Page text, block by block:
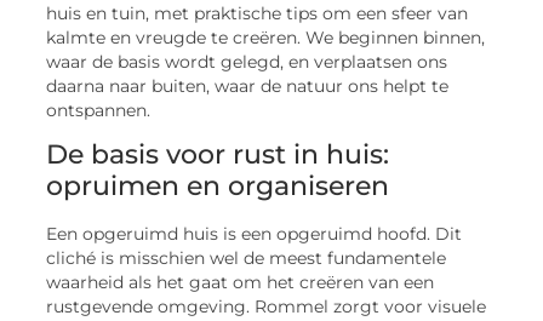
huis en tuin, met praktische tips om een sfeer van
kalmte en vreugde te creëren. We beginnen binnen,
waar de basis wordt gelegd, en verplaatsen ons
daarna naar buiten, waar de natuur ons helpt te
ontspannen.
De basis voor rust in huis:
opruimen en organiseren
Een opgeruimd huis is een opgeruimd hoofd. Dit
cliché is misschien wel de meest fundamentele
waarheid als het gaat om het creëren van een
rustgevende omgeving. Rommel zorgt voor visuele